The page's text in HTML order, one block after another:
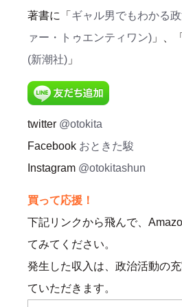
著書に「 ギャル男でもわかる
ァー・トゥエンティワン) 」、「
(新潮社) 」
twitter @otokita
Facebook おときた駿
Instagram @otokitashun
買って応援！
下記リンクから飛んで、
てみてください。
発生した収入は、政治活動の
ていただきます。